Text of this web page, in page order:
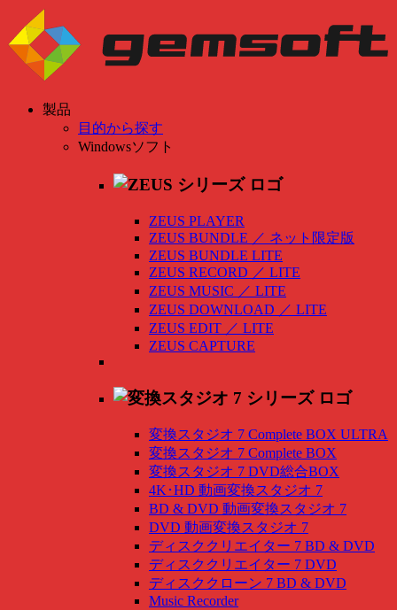
製品
目的から探す
Windowsソフト
ZEUS PLAYER
ZEUS BUNDLE ／ ネット限定版
ZEUS BUNDLE LITE
ZEUS RECORD ／ LITE
ZEUS MUSIC ／ LITE
ZEUS DOWNLOAD ／ LITE
ZEUS EDIT ／ LITE
ZEUS CAPTURE
変換スタジオ 7 Complete BOX ULTRA
変換スタジオ 7 Complete BOX
変換スタジオ 7 DVD総合BOX
4K･HD 動画変換スタジオ 7
BD & DVD 動画変換スタジオ 7
DVD 動画変換スタジオ 7
ディスククリエイター 7 BD & DVD
ディスククリエイター 7 DVD
ディスククローン 7 BD & DVD
Music Recorder